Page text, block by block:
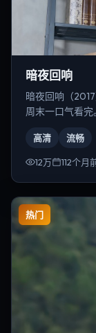
暗夜回响
暗夜回响（
周末一口气看完
高清 流畅
12万 112个月
热门